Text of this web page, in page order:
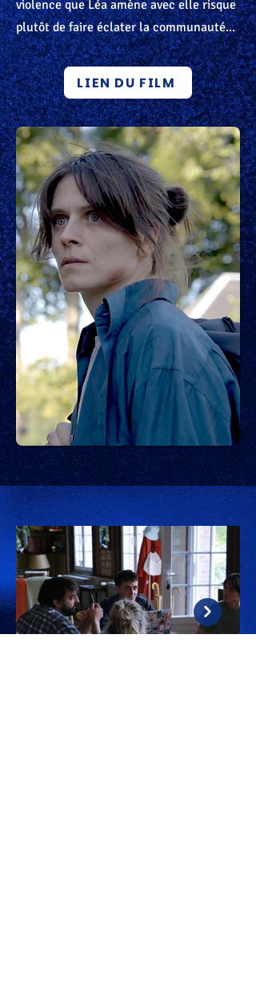
violence que Léa amène avec elle risque
plutôt de faire éclater la communauté...
LIEN DU FILM